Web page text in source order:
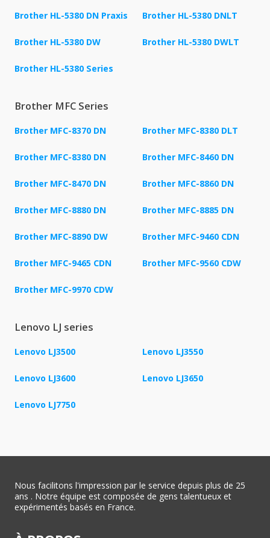
Brother HL-5380 DN Praxis Brother HL-5380 DNLT
Brother HL-5380 DW Brother HL-5380 DWLT
Brother HL-5380 Series
Brother MFC Series
Brother MFC-8370 DN Brother MFC-8380 DLT
Brother MFC-8380 DN Brother MFC-8460 DN
Brother MFC-8470 DN Brother MFC-8860 DN
Brother MFC-8880 DN Brother MFC-8885 DN
Brother MFC-8890 DW Brother MFC-9460 CDN
Brother MFC-9465 CDN Brother MFC-9560 CDW
Brother MFC-9970 CDW
Lenovo LJ series
Lenovo LJ3500 Lenovo LJ3550
Lenovo LJ3600 Lenovo LJ3650
Lenovo LJ7750
Nous facilitons l'impression par le service depuis plus de 25
ans . Notre équipe est composée de gens talentueux et
expérimentés basés en France.